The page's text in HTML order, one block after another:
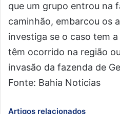
que um grupo entrou na
caminhão, embarcou os
investiga se o caso tem
têm ocorrido na região
invasão da fazenda de
Fonte: Bahia Noticias
Artigos relacionados